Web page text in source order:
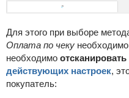
Для этого при выборе
Оплата по чеку
необходимо
действующих настроек,
покупатель: